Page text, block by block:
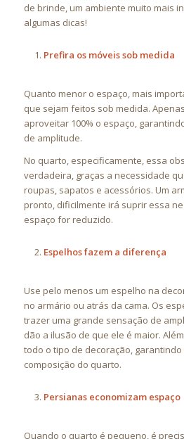
de brinde, um ambiente muito mais
algumas dicas!
Prefira os móveis sob medida
Quanto menor o espaço, mais
que sejam feitos sob medida.
aproveitar 100% o espaço,
de amplitude.
No quarto, especificamente, essa
verdadeira, graças a necessidade
roupas, sapatos e acessórios. Um
pronto, dificilmente irá suprir essa
espaço for reduzido.
Espelhos fazem a diferença
Use pelo menos um espelho na
no armário ou atrás da cama. Os
trazer uma grande sensação de
dão a ilusão de que ele é maior.
todo o tipo de decoração,
composição do quarto.
Persianas economizam espaço
Quando o quarto é pequeno, é